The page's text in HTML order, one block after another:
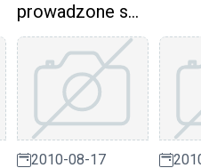
prowadzone są
prace
zmierzające do
dokonania
oceny
praktycznych
Jana
2010-08-17